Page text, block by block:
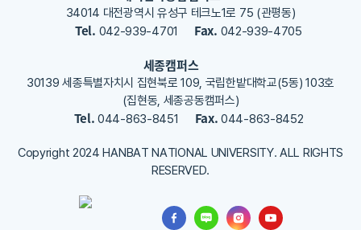
34014 대전광역시 유성구 테크노1로 75 (관평동)
Tel. 042-939-4701 Fax. 042-939-4705
세종캠퍼스
30139 세종특별자치시 집현북로 109, 국립한밭대학교(5동) 103호
(집현동, 세종공동캠퍼스)
Tel.044-863-8451 Fax. 044-863-8452
Copyright 2024 HANBAT NATIONAL UNIVERSITY. ALL RIGHTS
RESERVED.